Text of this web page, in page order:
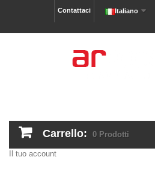
Italiano
Contattaci
Carrello: 0 Prodotti
Il tuo account